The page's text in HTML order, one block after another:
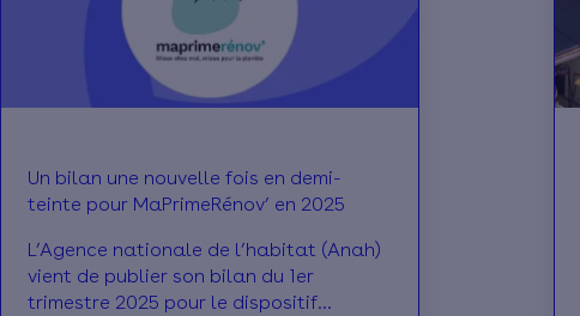
Un bilan une nouvelle fois en demi-
teinte pour MaPrimeRénov’ en 2025
L’Agence nationale de l’habitat (Anah)
vient de publier son bilan du 1er
trimestre 2025 pour le dispositif